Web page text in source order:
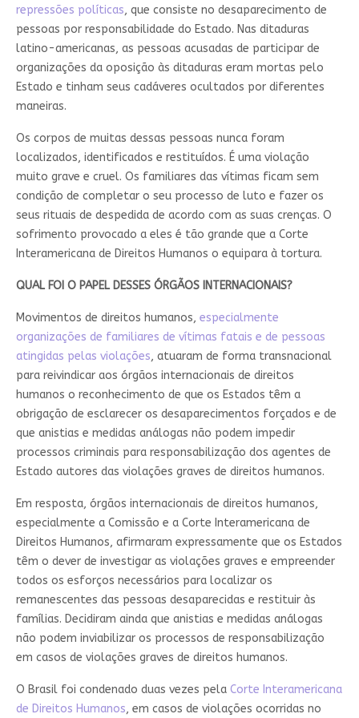
repressões políticas, que consiste no desaparecimento de
pessoas por responsabilidade do Estado. Nas ditaduras
latino-americanas, as pessoas acusadas de participar de
organizações da oposição às ditaduras eram mortas pelo
Estado e tinham seus cadáveres ocultados por diferentes
maneiras.
Os corpos de muitas dessas pessoas nunca foram
localizados, identificados e restituídos. É uma violação
muito grave e cruel. Os familiares das vítimas ficam sem
condição de completar o seu processo de luto e fazer os
seus rituais de despedida de acordo com as suas crenças. O
sofrimento provocado a eles é tão grande que a Corte
Interamericana de Direitos Humanos o equipara à tortura.
QUAL FOI O PAPEL DESSES ÓRGÃOS INTERNACIONAIS?
Movimentos de direitos humanos, especialmente
organizações de familiares de vítimas fatais e de pessoas
atingidas pelas violações, atuaram de forma transnacional
para reivindicar aos órgãos internacionais de direitos
humanos o reconhecimento de que os Estados têm a
obrigação de esclarecer os desaparecimentos forçados e de
que anistias e medidas análogas não podem impedir
processos criminais para responsabilização dos agentes de
Estado autores das violações graves de direitos humanos.
Em resposta, órgãos internacionais de direitos humanos,
especialmente a Comissão e a Corte Interamericana de
Direitos Humanos, afirmaram expressamente que os Estados
têm o dever de investigar as violações graves e empreender
todos os esforços necessários para localizar os
remanescentes das pessoas desaparecidas e restituir às
famílias. Decidiram ainda que anistias e medidas análogas
não podem inviabilizar os processos de responsabilização
em casos de violações graves de direitos humanos.
O Brasil foi condenado duas vezes pela Corte Interamericana
de Direitos Humanos, em casos de violações ocorridas no